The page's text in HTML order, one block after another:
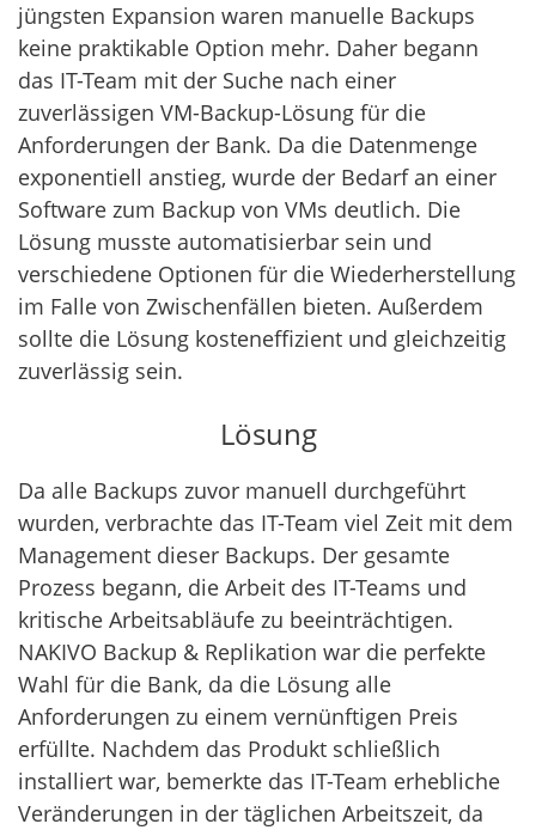
jüngsten Expansion waren manuelle Backups
keine praktikable Option mehr. Daher begann
das IT-Team mit der Suche nach einer
zuverlässigen VM-Backup-Lösung für die
Anforderungen der Bank. Da die Datenmenge
exponentiell anstieg, wurde der Bedarf an einer
Software zum Backup von VMs deutlich. Die
Lösung musste automatisierbar sein und
verschiedene Optionen für die Wiederherstellung
im Falle von Zwischenfällen bieten. Außerdem
sollte die Lösung kosteneffizient und gleichzeitig
zuverlässig sein.
Lösung
Da alle Backups zuvor manuell durchgeführt
wurden, verbrachte das IT-Team viel Zeit mit dem
Management dieser Backups. Der gesamte
Prozess begann, die Arbeit des IT-Teams und
kritische Arbeitsabläufe zu beeinträchtigen.
NAKIVO Backup & Replikation war die perfekte
Wahl für die Bank, da die Lösung alle
Anforderungen zu einem vernünftigen Preis
erfüllte. Nachdem das Produkt schließlich
installiert war, bemerkte das IT-Team erhebliche
Veränderungen in der täglichen Arbeitszeit, da